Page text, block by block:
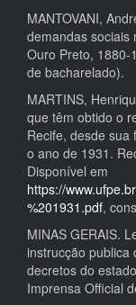
MANTOVANI,
demandas sociais
Ouro Preto, 1880-
de bacharelado).
MARTINS,
que têm obtido o
Recife, desde sua
o ano de 1931.
Disponível em
https://
%201931.pdf,
MINAS GERAIS.
instrucção publica
decretos do
Imprensa Official